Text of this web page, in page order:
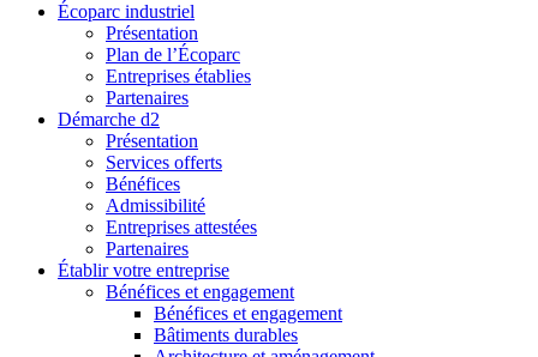
Écoparc industriel
Présentation
Plan de l’Écoparc
Entreprises établies
Partenaires
Démarche d2
Présentation
Services offerts
Bénéfices
Admissibilité
Entreprises attestées
Partenaires
Établir votre entreprise
Bénéfices et engagement
Bénéfices et engagement
Bâtiments durables